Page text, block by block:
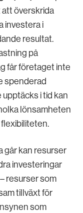
att överskrida
investera i
resultat.
på
får företaget inte
spenderad
i tid kan
lönsamheten
går kan resurser
investeringar
resurser som
tillväxt för
som